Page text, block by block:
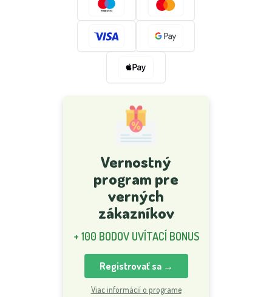
Vernostný
program pre
verných
zákazníkov
+ 100 BODOV UVÍTACÍ BONUS
Registrovať sa →
Viac informácií o programe